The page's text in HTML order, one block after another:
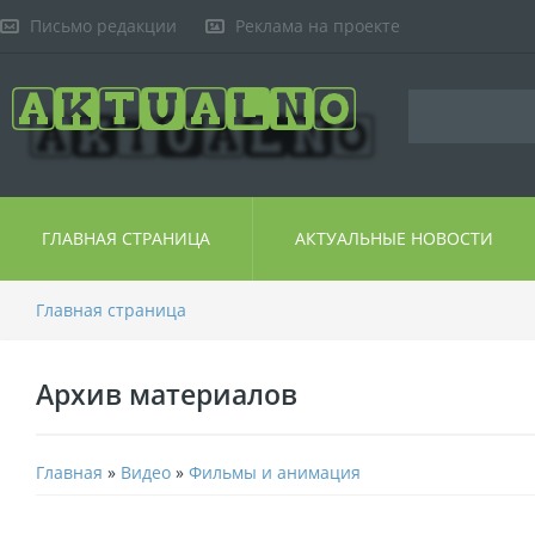
Письмо редакции Реклама на проекте
ГЛАВНАЯ СТРАНИЦА АКТУАЛЬНЫЕ НОВОСТИ
Главная страница
Архив материалов
Главная » Видео » Фильмы и анимация